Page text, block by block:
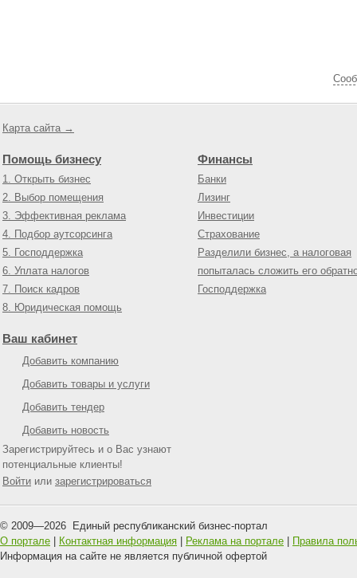
Карта сайта →
Помощь бизнесу
1. Открыть бизнес
2. Выбор помещения
3. Эффективная реклама
4. Подбор аутсорсинга
5. Господдержка
6. Уплата налогов
7. Поиск кадров
8. Юридическая помощь
Финансы
Банки
Лизинг
Инвестиции
Страхование
Разделили бизнес, а налоговая
попыталась сложить его
Господдержка
Ваш кабинет
Добавить компанию
Добавить товары и услуги
Добавить тендер
Добавить новость
Зарегистрируйтесь и о Вас узнают
потенциальные клиенты!
Войти или зарегистрироваться
© 2009—2026 Единый республиканский бизнес-портал
О портале
Контактная информация Реклама на портале
Правила
Информация на сайте не является публичной офертой